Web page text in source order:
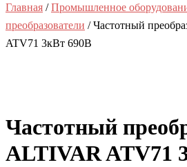
Главная /Промышленное
преобразователи / Частотный
ATV71 3кВт 690В
Частотный
ALTIVAR ATV71